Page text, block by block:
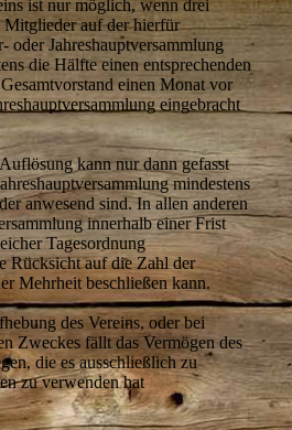
ist nur möglich, wenn drei
Mitglieder auf der hierfür
oder Jahreshauptversammlung
die Hälfte einen entsprechenden
einen Monat vor
eingebracht
kann nur dann gefasst
mindestens
anwesend sind. In allen anderen
innerhalb einer Frist
Tagesordnung
Rücksicht auf die Zahl der
Mehrheit beschließen kann.
des Vereins, oder bei
Zweckes fällt das Vermögen des
die es ausschließlich zu
zu verwenden hat